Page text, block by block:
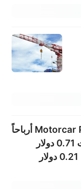
حققت شركة Motorcar Parts of America أرباحاً
للسهم الواحد في الربع الأول بلغت 0.71 دولار
أمريكي، متجاوزة التوقعات البالغة 0.21 دولار